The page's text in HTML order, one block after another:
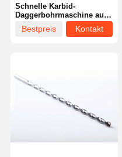
Schnelle Karbid-
Daggerbohrmaschine aus
3D-Edelstahl mit glatter
Oberfläche
Bestpreis Kontakt